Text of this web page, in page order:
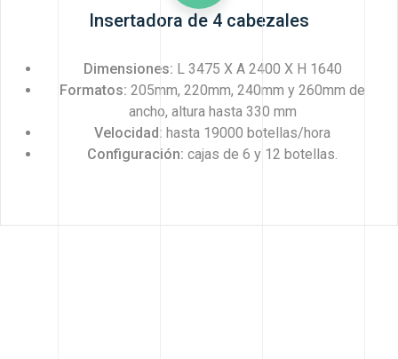
Insertadora de 4 cabezales
Dimensiones: L 3475 X A 2400 X H 1640
Formatos: 205mm, 220mm, 240mm y 260mm de
ancho, altura hasta 330 mm
Velocidad: hasta 19000 botellas/hora
Configuración: cajas de 6 y 12 botellas.